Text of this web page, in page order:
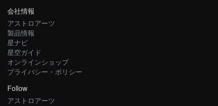
会社情報
アストロアーツ
製品情報
星ナビ
星空ガイド
オンラインショップ
プライバシー・ポリシー
Follow
アストロアーツ